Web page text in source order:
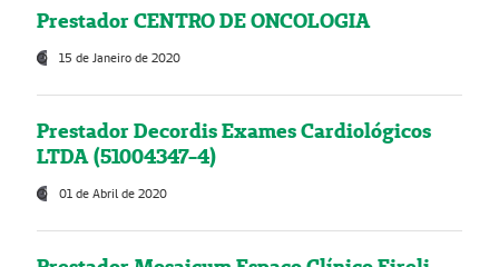
Prestador CENTRO DE ONCOLOGIA
15 de Janeiro de 2020
Prestador Decordis Exames Cardiológicos
LTDA (51004347-4)
01 de Abril de 2020